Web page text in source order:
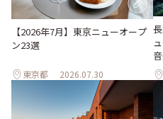
【2026年7月】東京ニューオープ
ン23選
東京都 2026.07.30